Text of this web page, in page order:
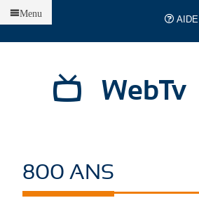
AIDE
WebTv
Menu
800 ANS